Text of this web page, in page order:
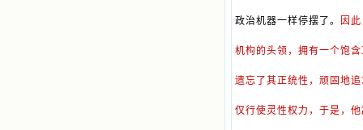
政治机器一样停摆了。 因
机构的头领，拥有一个饱
遗忘了其正统性，顽固地
仅行使灵性权力，于是，